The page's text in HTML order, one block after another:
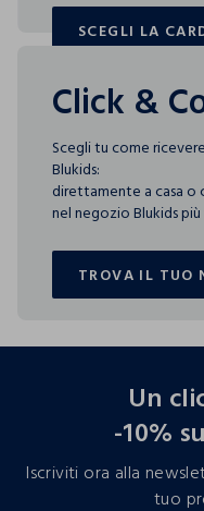
SCEGLI LA
SCEGLI LA
Click &
Scegli tu come
Blukids:
direttamente a casa o
nel negozio Blukids
TROVA IL TUO
TROVA IL TUO
Un
-10%
Iscriviti ora alla
tuo